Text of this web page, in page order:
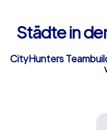
Städte in
CityHunters
Deutschland